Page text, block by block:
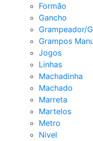
Formão
Gancho
Grampeador/
Grampos
Jogos
Linhas
Machadinha
Machado
Marreta
Martelos
Metro
Nivel